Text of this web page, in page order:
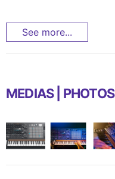
See more...
MEDIAS | PHOTOS